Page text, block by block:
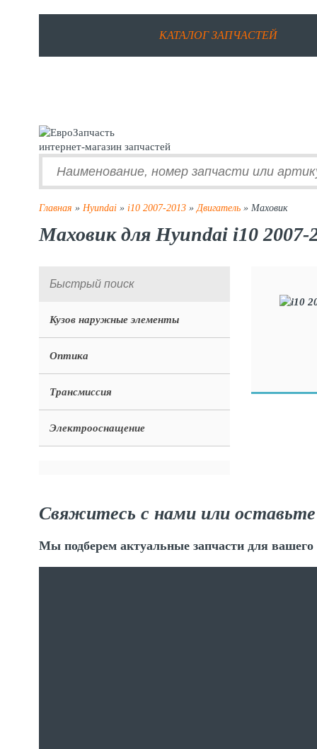
КАТАЛОГ ЗАПЧАСТЕЙ
интернет-магазин запчастей
Главная » Hyundai » i10 2007-2013 »Двигатель » Маховик
Маховик для Hyundai i10 2007-
Кузов наружные элементы
Оптика
Трансмиссия
Электрооснащение
Свяжитесь с нами или оставьте
Мы подберем актуальные запчасти для вашего